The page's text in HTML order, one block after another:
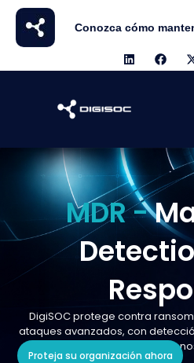
Conozca cómo
MDR -
DigiSOC protege contra
ataques avanzados, con
de falsos positivos y 47%
Proteja su organización ahora